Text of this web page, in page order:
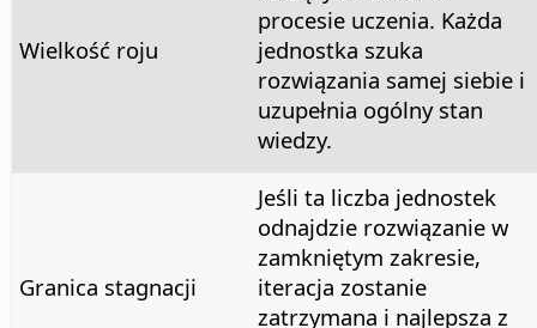
Wielkość roju
procesie uczenia. Każda
jednostka szuka
rozwiązania samej siebie i
uzupełnia ogólny stan
wiedzy.
Granica stagnacji
Jeśli ta liczba jednostek
odnajdzie rozwiązanie w
zamkniętym zakresie,
iteracja zostanie
zatrzymana i najlepsza z